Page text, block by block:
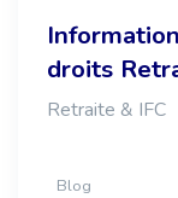
droits
Retraite & IFC
Blog